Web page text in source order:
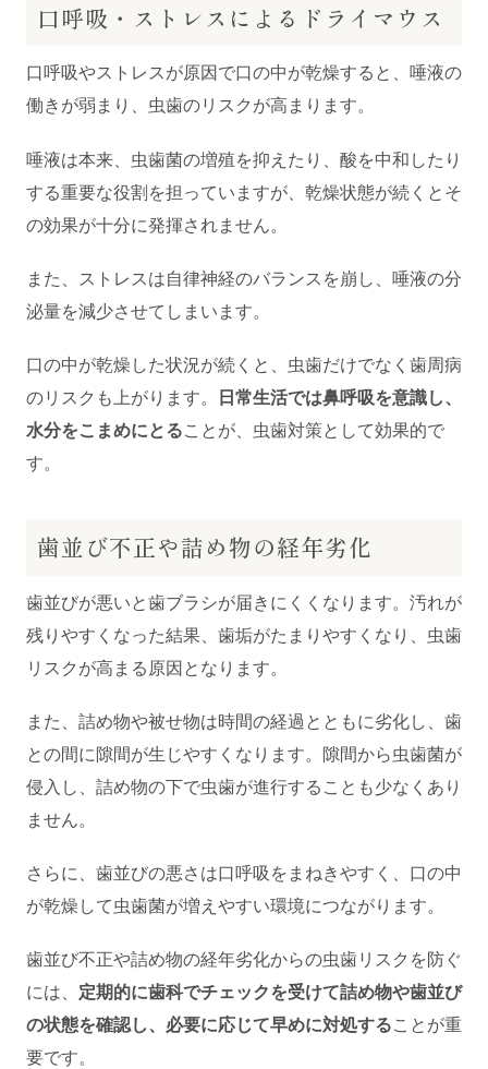
口呼吸・ストレスによるドライマウス
口呼吸やストレスが原因で口の中が乾燥すると、唾液の
働きが弱まり、虫歯のリスクが高まります。
唾液は本来、虫歯菌の増殖を抑えたり、酸を中和したり
する重要な役割を担っていますが、乾燥状態が続くとそ
の効果が十分に発揮されません。
また、ストレスは自律神経のバランスを崩し、唾液の分
泌量を減少させてしまいます。
口の中が乾燥した状況が続くと、虫歯だけでなく歯周病
のリスクも上がります。
日常生活では鼻呼吸を意識し、
水分をこまめにとることが、虫歯対策として効果的で
す。
歯並び不正や詰め物の経年劣化
歯並びが悪いと歯ブラシが届きにくくなります。汚れが
残りやすくなった結果、歯垢がたまりやすくなり、虫歯
リスクが高まる原因となります。
また、詰め物や被せ物は時間の経過とともに劣化し、歯
との間に隙間が生じやすくなります。隙間から虫歯菌が
侵入し、詰め物の下で虫歯が進行することも少なくあり
ません。
さらに、歯並びの悪さは口呼吸をまねきやすく、口の中
が乾燥して虫歯菌が増えやすい環境につながります。
歯並び不正や詰め物の経年劣化からの虫歯リスクを防ぐ
には、 定期的に歯科でチェックを受けて詰め物や歯並び
の状態を確認し、必要に応じて早めに対処することが重
要です。